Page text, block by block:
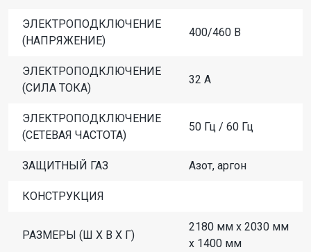
ЭЛЕКТРОПОДКЛЮЧЕНИЕ
(НАПРЯЖЕНИЕ)
400/460 В
ЭЛЕКТРОПОДКЛЮЧЕНИЕ
(СИЛА ТОКА)
32 A
ЭЛЕКТРОПОДКЛЮЧЕНИЕ
(СЕТЕВАЯ ЧАСТОТА)
50 Гц / 60 Гц
ЗАЩИТНЫЙ ГАЗ Азот, аргон
КОНСТРУКЦИЯ
РАЗМЕРЫ (Ш X В X Г)
2180 мм x 2030 мм
x 1400 мм